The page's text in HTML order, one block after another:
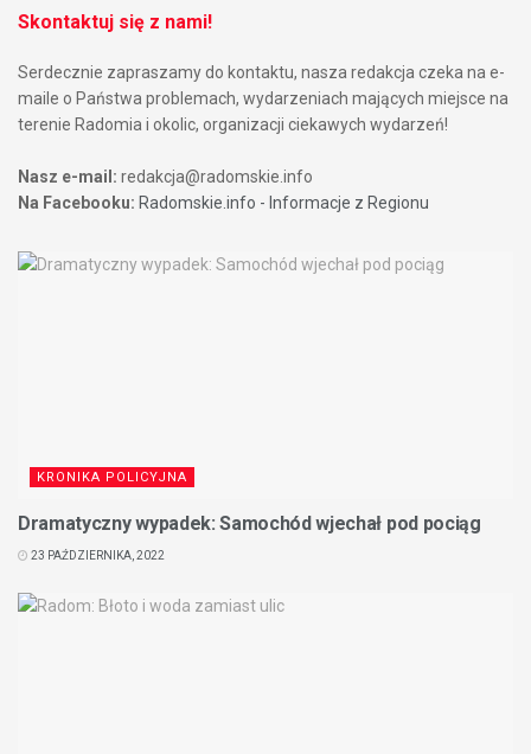
Skontaktuj się z nami!
Serdecznie zapraszamy do kontaktu, nasza redakcja czeka na e-
maile o Państwa problemach, wydarzeniach mających miejsce na
terenie Radomia i okolic, organizacji ciekawych wydarzeń!
Nasz e-mail: redakcja@radomskie.info
Na Facebooku: Radomskie.info - Informacje z Regionu
KRONIKA POLICYJNA
Dramatyczny wypadek: Samochód wjechał pod pociąg
23 PAŹDZIERNIKA, 2022